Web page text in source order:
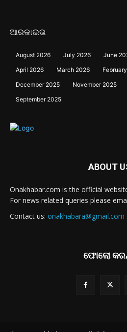
ଆରକାଇଭ
August 2026 July 2026 June
April 2026
March 2026
December 2025
November 2025
September 2025
ABOUT
Onakhabar.com is the official
For news related queries please
Contact us: onakhabara@gmail.com
ଫୋଲୋ